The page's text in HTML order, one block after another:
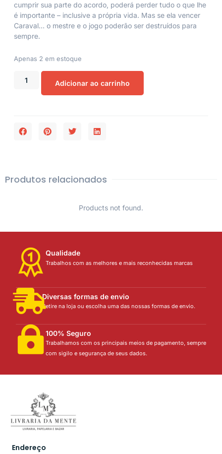
cumprir sua parte do acordo, poderá perder tudo o que lhe
é importante – inclusive a própria vida. Mas se ela vencer
Caraval… o mestre e o jogo poderão ser destruídos para
sempre.
Apenas 2 em estoque
Adicionar ao carrinho
Produtos relacionados
Products not found.
Qualidade
Trabalhos com as melhores e mais reconhecidas marcas
Diversas formas de envio
Retire na loja ou escolha uma das nossas formas de envio.
100% Seguro
Trabalhamos com os principais meios de pagamento, sempre
com sigilo e segurança de seus dados.
Endereço